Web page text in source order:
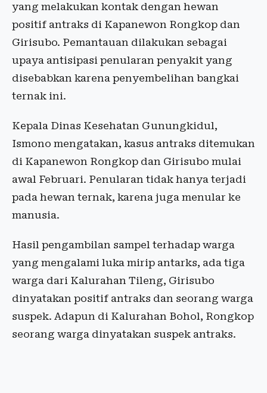
yang melakukan kontak dengan hewan
positif antraks di Kapanewon Rongkop dan
Girisubo. Pemantauan dilakukan sebagai
upaya antisipasi penularan penyakit yang
disebabkan karena penyembelihan bangkai
ternak ini.
Kepala Dinas Kesehatan Gunungkidul,
Ismono mengatakan, kasus antraks ditemukan
di Kapanewon Rongkop dan Girisubo mulai
awal Februari. Penularan tidak hanya terjadi
pada hewan ternak, karena juga menular ke
manusia.
Hasil pengambilan sampel terhadap warga
yang mengalami luka mirip antarks, ada tiga
warga dari Kalurahan Tileng, Girisubo
dinyatakan positif antraks dan seorang warga
suspek. Adapun di Kalurahan Bohol, Rongkop
seorang warga dinyatakan suspek antraks.